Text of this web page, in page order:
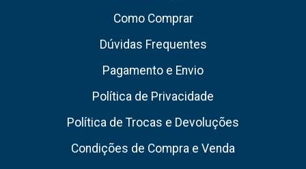
Como Comprar
Dúvidas Frequentes
Pagamento e Envio
Política de Privacidade
Política de Trocas e Devoluções
Condições de Compra e Venda